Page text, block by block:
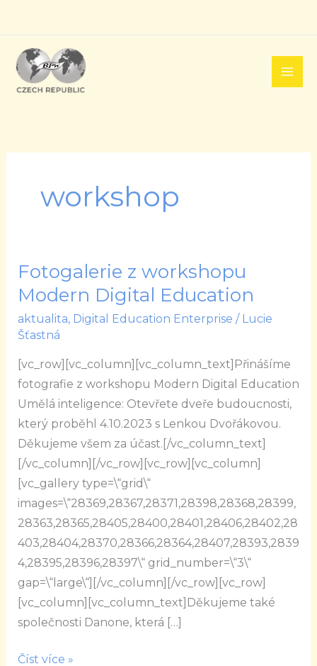
obsah
workshop
Fotogalerie z workshopu
Modern Digital Education
aktualita, Digital Education Enterprise / Lucie
Šťastná
[vc_row][vc_column][vc_column_text]Přinášíme
fotografie z workshopu Modern Digital Education
Umělá inteligence: Otevřete dveře budoucnosti,
který proběhl 4.10.2023 s Lenkou Dvořákovou.
Děkujeme všem za účast.[/vc_column_text]
[/vc_column][/vc_row][vc_row][vc_column]
[vc_gallery type=\“grid\“
images=\“28369,28367,28371,28398,28368,28399,
28363,28365,28405,28400,28401,28406,28402,28
403,28404,28370,28366,28364,28407,28393,2839
4,28395,28396,28397\“ grid_number=\“3\“
gap=\“large\“][/vc_column][/vc_row][vc_row]
[vc_column][vc_column_text]Děkujeme také
společnosti Danone, která […]
Fotogalerie
z
Modern
Education
Číst více »